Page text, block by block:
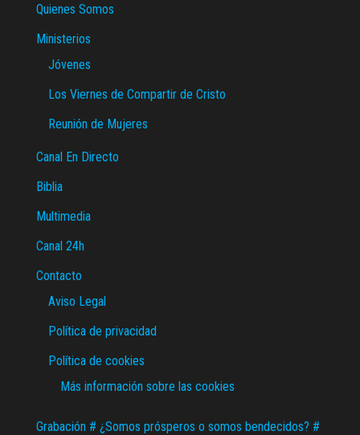
Quienes Somos
Ministerios
Jóvenes
Los Viernes de Compartir de Cristo
Reunión de Mujeres
Canal En Directo
Biblia
Multimedia
Canal 24h
Contacto
Aviso Legal
Política de privacidad
Política de cookies
Más información sobre las cookies
Grabación # ¿Somos prósperos o somos bendecidos? #